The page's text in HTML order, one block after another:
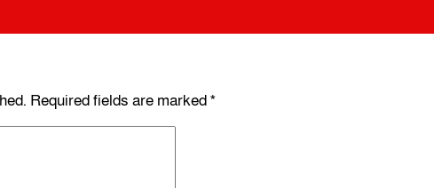
Required fields are marked*